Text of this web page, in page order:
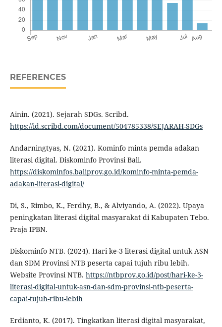
REFERENCES
Ainin. (2021). Sejarah SDGs. Scribd.
https://id.scribd.com/document/504785338/SEJARAH-SDGs
Andarningtyas, N. (2021). Kominfo minta pemda adakan
literasi digital. Diskominfo Provinsi Bali.
https://diskominfos.baliprov.go.id/kominfo-minta-pemda-
adakan-literasi-digital/
Di, S., Rimbo, K., Ferdhy, B., & Alviyando, A. (2022). Upaya
peningkatan literasi digital masyarakat di Kabupaten Tebo.
Praja IPBN.
Diskominfo NTB. (2024). Hari ke-3 literasi digital untuk ASN
dan SDM Provinsi NTB peserta capai tujuh ribu lebih.
Website Provinsi NTB. https://ntbprov.go.id/post/hari-ke-3-
literasi-digital-untuk-asn-dan-sdm-provinsi-ntb-peserta-
capai-tujuh-ribu-lebih
Erdianto, K. (2017). Tingkatkan literasi digital masyarakat,